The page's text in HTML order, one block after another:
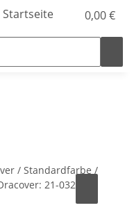
0,00 €